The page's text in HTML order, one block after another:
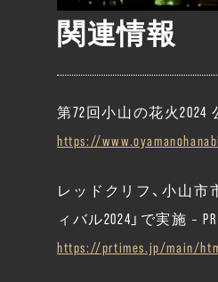
関連情報
第72回小山の花火2024
https://
レッドクリフ、小山
ィバル2024」で実施 – PR
https://prtimes.jp/main/